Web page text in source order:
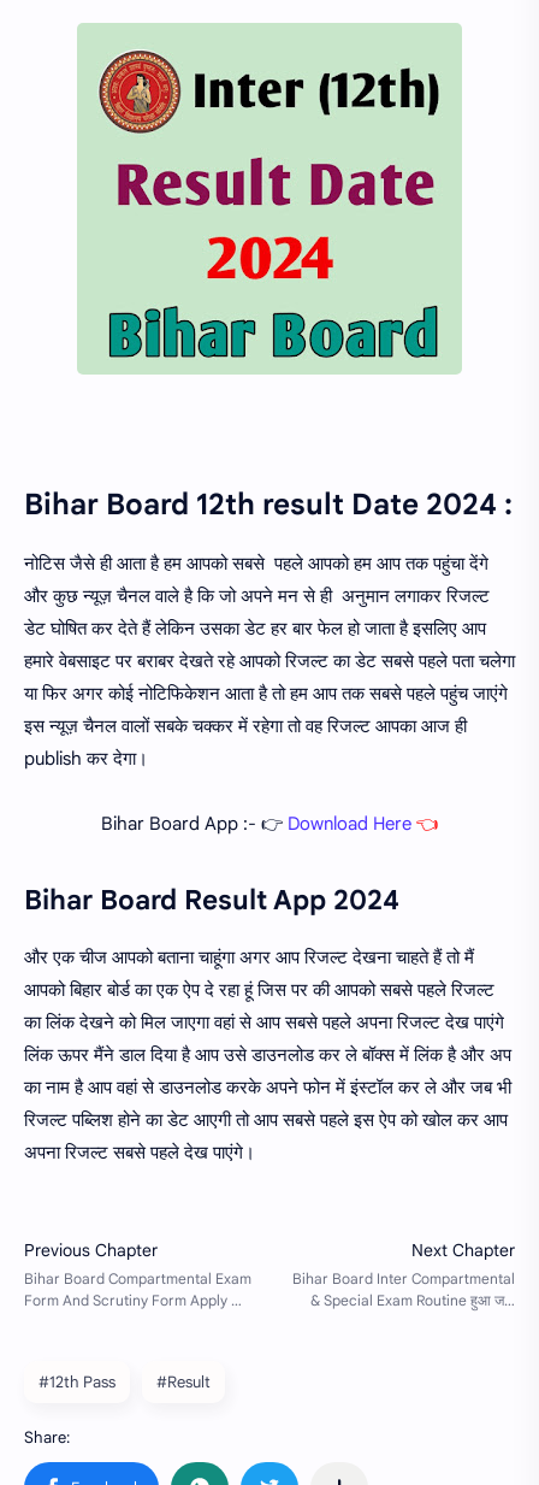
Bihar Board 12th result Date 2024 :
नोटिस जैसे ही आता है हम आपको सबसे पहले आपको हम आप तक पहुंचा देंगे
और कुछ न्यूज़ चैनल वाले है कि जो अपने मन से ही अनुमान लगाकर रिजल्ट
डेट घोषित कर देते हैं लेकिन उसका डेट हर बार फेल हो जाता है इसलिए आप
हमारे वेबसाइट पर बराबर देखते रहे आपको रिजल्ट का डेट सबसे पहले पता चलेगा
या फिर अगर कोई नोटिफिकेशन आता है तो हम आप तक सबसे पहले पहुंच जाएंगे
इस न्यूज़ चैनल वालों सबके चक्कर में रहेगा तो वह रिजल्ट आपका आज ही
publish कर देगा।
Bihar Board App :- 👉 Download Here 👈
Bihar Board Result App 2024
और एक चीज आपको बताना चाहूंगा अगर आप रिजल्ट देखना चाहते हैं तो मैं
आपको बिहार बोर्ड का एक ऐप दे रहा हूं जिस पर की आपको सबसे पहले रिजल्ट
का लिंक देखने को मिल जाएगा वहां से आप सबसे पहले अपना रिजल्ट देख पाएंगे
लिंक ऊपर मैंने डाल दिया है आप उसे डाउनलोड कर ले बॉक्स में लिंक है और अप
का नाम है आप वहां से डाउनलोड करके अपने फोन में इंस्टॉल कर ले और जब भी
रिजल्ट पब्लिश होने का डेट आएगी तो आप सबसे पहले इस ऐप को खोल कर आप
अपना रिजल्ट सबसे पहले देख पाएंगे।
#12th Pass #Result